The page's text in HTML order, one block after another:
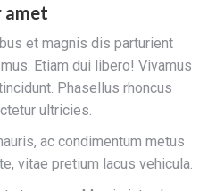
amet
et magnis dis parturient
Etiam dui libero! Vivamus
Phasellus rhoncus
ultricies.
ac condimentum metus
vitae pretium lacus vehicula.